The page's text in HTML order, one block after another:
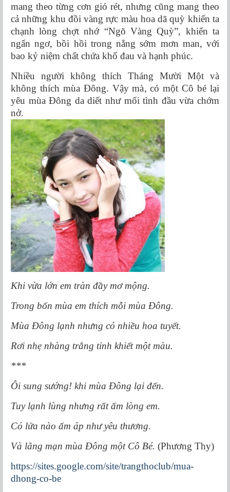
mang theo từng cơn gió rét, nhưng cũng mang theo
cả những khu đồi vàng rực màu hoa dã quỳ khiến ta
chạnh lòng chợt nhớ “Ngõ Vàng Quỳ”, khiến ta
ngẩn ngơ, bồi hồi trong nắng sớm mơn man, với
bao kỷ niệm chất chứa khổ đau và hạnh phúc.
Nhiều người không thích Tháng Mười Một và
không thích mùa Đông. Vậy mà, có một Cô bé lại
yêu mùa Đông da diết như mối tình đầu vừa chớm
nở.
Khi vừa lớn em tràn đầy mơ mộng.
Trong bốn mùa em thích mỗi mùa Đông.
Mùa Đông lạnh nhưng có nhiều hoa tuyết.
Rơi nhẹ nhàng trắng tinh khiết một màu.
***
Ôi sung sướng! khi mùa Đông lại đến.
Tuy lạnh lùng nhưng rất ấm lòng em.
Có lửa nào ấm áp như yêu thương.
Và lãng mạn mùa Đông một Cô Bé. (Phương Thy)
https://sites.google.com/site/trangthoclub/mua-
dhong-co-be